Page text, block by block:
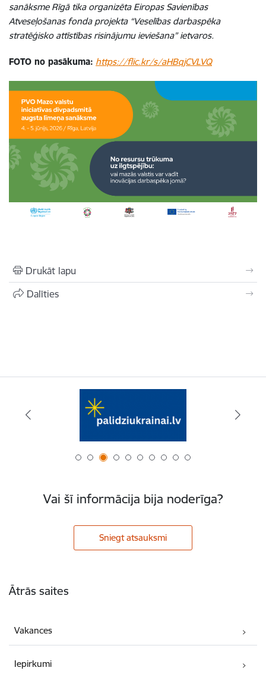
sanāksme Rīgā tika organizēta Eiropas Savienības
Atveseļošanas fonda projekta “Veselības darbaspēka
stratēģisko attīstības risinājumu ieviešana” ietvaros.
FOTO no pasākuma: https://flic.kr/s/aHBqjCVLVQ
Drukāt lapu
Dalīties
Vai šī informācija bija noderīga?
Sniegt atsauksmi
Ātrās saites
Vakances
Iepirkumi